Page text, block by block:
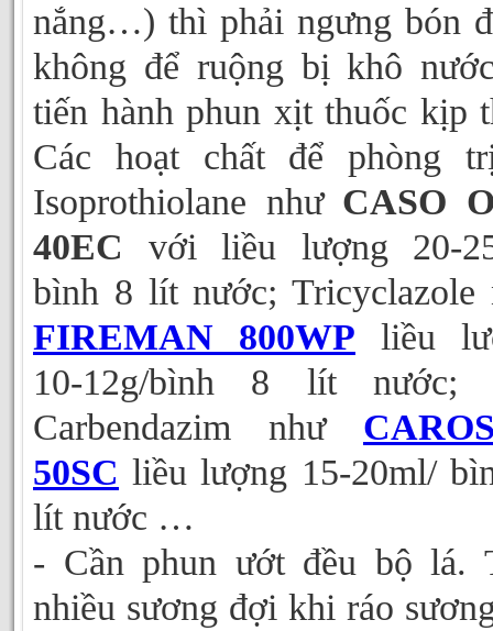
nắng…) thì phải ngưng bón
không để ruộng bị khô
tiến hành phun xịt thuốc kịp
Các hoạt chất để phòng
Isoprothiolane như CASO
40EC với liều lượng 20-
bình 8 lít nước; Tricyclazole
FIREMAN 800WP liều
10-12g/bình 8 lít nước;
Carbendazim như
50SC liều lượng 15-20ml/
lít nước …
- Cần phun ướt đều bộ lá.
nhiều sương đợi khi ráo